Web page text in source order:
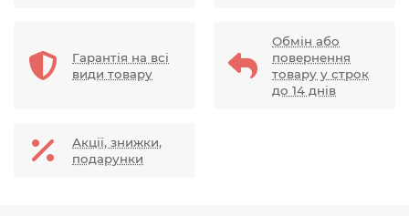
Гарантія на всі
види товару
Обмін або
повернення
товару у строк
до 14 днів
Акції, знижки,
подарунки